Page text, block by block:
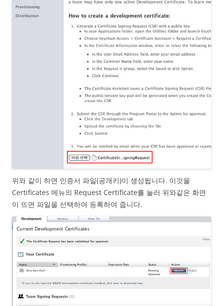
위와 같이 하면 인증서 파일(공개키)이 생성됩니다. 이것을
Certificates 메뉴의 Request Certificate를 눌러 위와같은 화면
이 뜨면 파일을 선택하여 등록하여 줍니다.